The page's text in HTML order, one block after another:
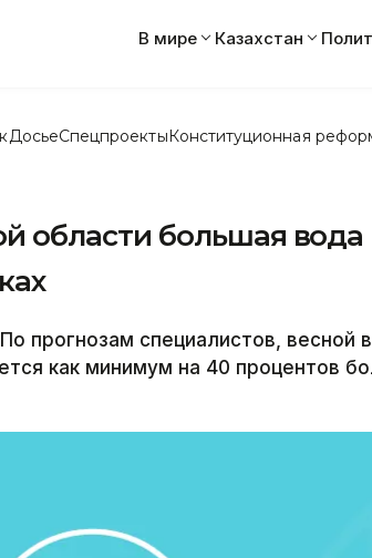
В мире Казахстан
ДосьеСпецпроектыКонституционная
области большая вода
прогнозам специалистов, весной
как минимум на 40 процентов